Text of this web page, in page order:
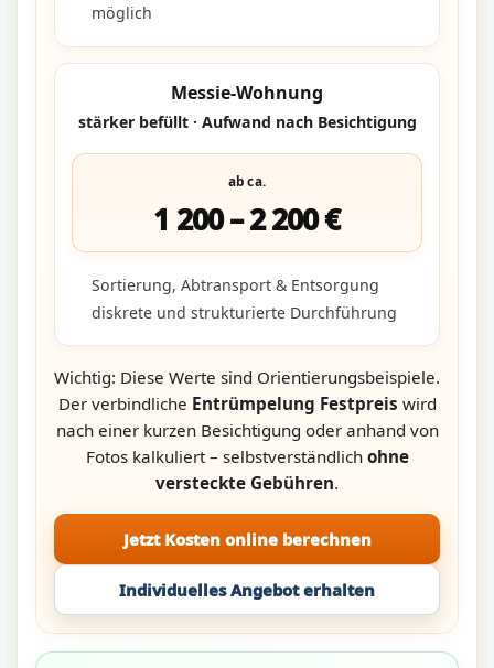
möglich
Messie-Wohnung
stärker befüllt · Aufwand nach Besichtigung
ab ca.
1 200 – 2 200 €
Sortierung, Abtransport & Entsorgung
diskrete und strukturierte Durchführung
Wichtig: Diese Werte sind Orientierungsbeispiele.
Der verbindliche Entrümpelung Festpreis wird
nach einer kurzen Besichtigung oder anhand von
Fotos kalkuliert – selbstverständlich ohne
versteckte Gebühren.
Jetzt Kosten online berechnen
Individuelles Angebot erhalten